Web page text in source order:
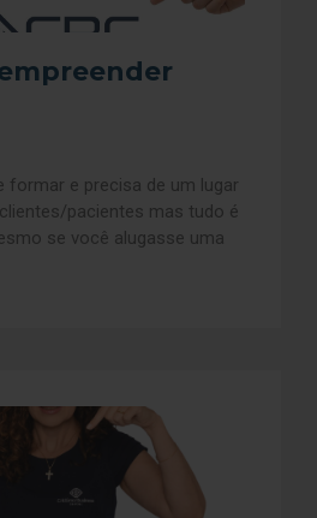
formar e precisa de um lugar
pacientes mas tudo é
se você alugasse uma